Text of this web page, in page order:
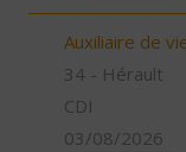
Auxiliaire de
34 - Hérault
CDI
03/08/2026